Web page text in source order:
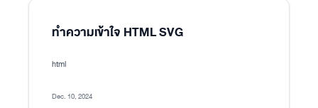
ทำความเข้าใจ HTML SVG
html
Dec. 10, 2024